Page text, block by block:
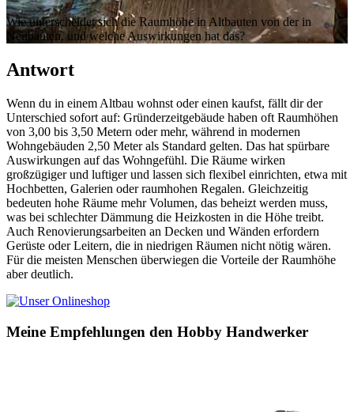
Wie unterscheidet sich die Raumhöhe in Altbauten von der in
Neubauten, und welche Auswirkungen hat das?
Antwort
Wenn du in einem Altbau wohnst oder einen kaufst, fällt dir der
Unterschied sofort auf: Gründerzeitgebäude haben oft Raumhöhen
von 3,00 bis 3,50 Metern oder mehr, während in modernen
Wohngebäuden 2,50 Meter als Standard gelten. Das hat spürbare
Auswirkungen auf das Wohngefühl. Die Räume wirken
großzügiger und luftiger und lassen sich flexibel einrichten, etwa mit
Hochbetten, Galerien oder raumhohen Regalen. Gleichzeitig
bedeuten hohe Räume mehr Volumen, das beheizt werden muss,
was bei schlechter Dämmung die Heizkosten in die Höhe treibt.
Auch Renovierungsarbeiten an Decken und Wänden erfordern
Gerüste oder Leitern, die in niedrigen Räumen nicht nötig wären.
Für die meisten Menschen überwiegen die Vorteile der Raumhöhe
aber deutlich.
Meine Empfehlungen den Hobby Handwerker